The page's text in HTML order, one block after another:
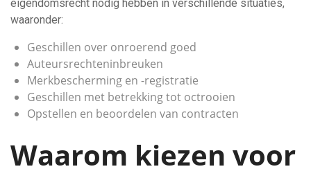
eigendomsrecht nodig hebben in verschillende situaties,
waaronder:
Geschillen over onroerend goed
Auteursrechteninbreuken
Merkbescherming en -registratie
Geschillen met betrekking tot octrooien
Opstellen en beoordelen van contracten
Waarom kiezen voor